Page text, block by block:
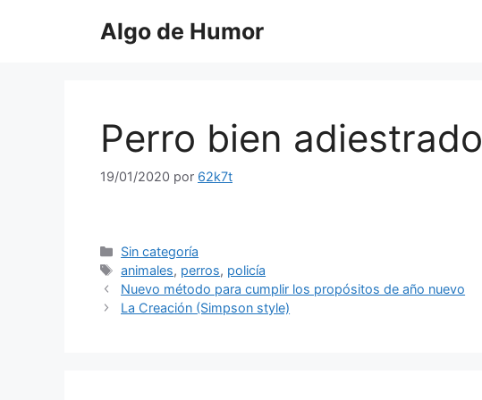
Algo de Humor
Perro bien adiestrado
19/01/2020 por 62k7t
Categorías
Sin categoría
Etiquetas
animales, perros, policía
Nuevo método para cumplir los propósitos de año nuevo
La Creación (Simpson style)